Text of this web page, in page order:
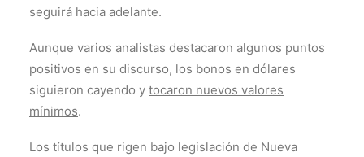
seguirá hacia adelante.
Aunque varios analistas destacaron algunos puntos
positivos en su discurso, los bonos en dólares
siguieron cayendo y tocaron nuevos valores
mínimos.
Los títulos que rigen bajo legislación de Nueva